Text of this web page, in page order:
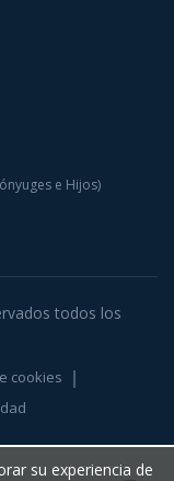
e Hijos)
todos los
cookies
su experiencia de